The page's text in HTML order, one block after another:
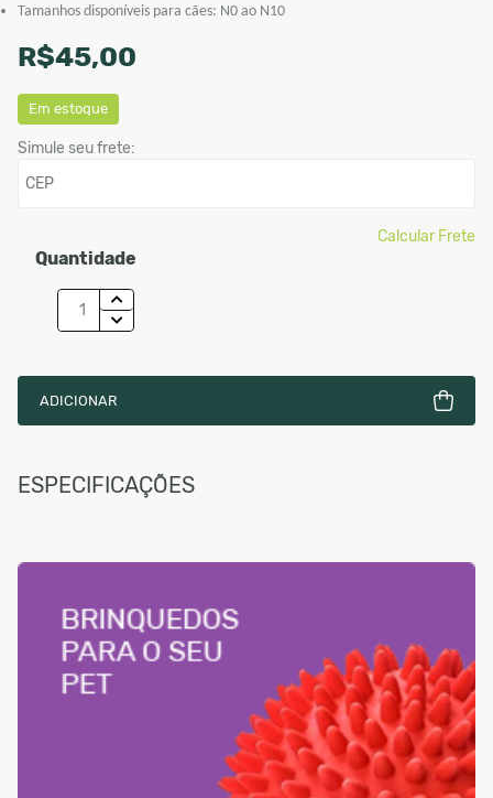
Tamanhos disponíveis para cães: N0 ao N10
R$45,00
Em estoque
Simule seu frete:
Calcular Frete
Quantidade
ADICIONAR
ESPECIFICAÇÕES